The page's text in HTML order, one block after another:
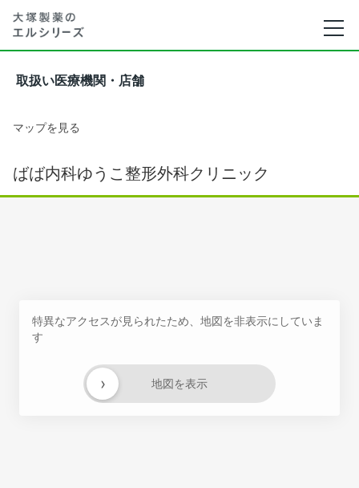
取扱い医療機関・店舗
マップを見る
ばば内科ゆうこ整形外科クリニック
特異なアクセスが見られたため、地図を非表示にしていま
す
地図を表示
›